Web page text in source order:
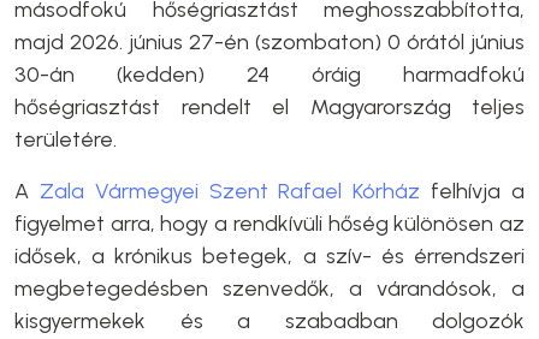
másodfokú hőségriasztást meghosszabbította,
majd 2026. június 27-én (szombaton) 0 órától június
30-án (kedden) 24 óráig harmadfokú
hőségriasztást rendelt el Magyarország teljes
területére.
A Zala Vármegyei Szent Rafael Kórház felhívja a
figyelmet arra, hogy a rendkívüli hőség különösen az
idősek, a krónikus betegek, a szív- és érrendszeri
megbetegedésben szenvedők, a várandósok, a
kisgyermekek és a szabadban dolgozók